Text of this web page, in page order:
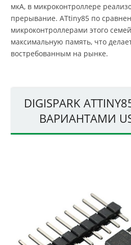
мкА, в микроконтроллере
прерывание. ATtiny85 по
микроконтроллерами этого
максимальную память, что
востребованным на рынке.
DIGISPARK
ВАРИАНТАМИ